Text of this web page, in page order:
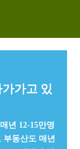
가고 있
년 12-15만명
부동산도 매년